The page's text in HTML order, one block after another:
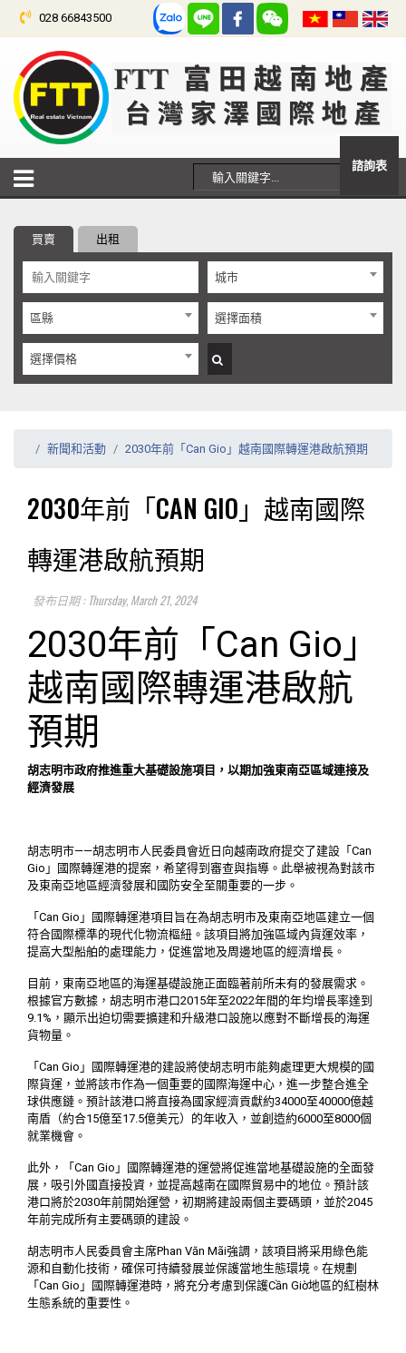
028 66843500
買賣 出租
城市
區縣 選擇面積
選擇價格
新聞和活動 2030年前「Can Gio」越南國際轉運港啟航預期
2030年前「CAN GIO」越南國際
轉運港啟航預期
發布日期 : Thursday, March 21, 2024
2030年前「Can Gio」
越南國際轉運港啟航
預期
胡志明市政府推進重大基礎設施項目，以期加強東南亞區域連接及
經濟發展
胡志明市——胡志明市人民委員會近日向越南政府提交了建設「Can
Gio」國際轉運港的提案，希望得到審查與指導。此舉被視為對該市
及東南亞地區經濟發展和國防安全至關重要的一步。
「Can Gio」國際轉運港項目旨在為胡志明市及東南亞地區建立一個
符合國際標準的現代化物流樞紐。該項目將加強區域內貨運效率，
提高大型船舶的處理能力，促進當地及周邊地區的經濟增長。
目前，東南亞地區的海運基礎設施正面臨著前所未有的發展需求。
根據官方數據，胡志明市港口2015年至2022年間的年均增長率達到
9.1%，顯示出迫切需要擴建和升級港口設施以應對不斷增長的海運
貨物量。
「Can Gio」國際轉運港的建設將使胡志明市能夠處理更大規模的國
際貨運，並將該市作為一個重要的國際海運中心，進一步整合進全
球供應鏈。預計該港口將直接為國家經濟貢獻約34000至40000億越
南盾（約合15億至17.5億美元）的年收入，並創造約6000至8000個
就業機會。
此外，「Can Gio」國際轉運港的運營將促進當地基礎設施的全面發
展，吸引外國直接投資，並提高越南在國際貿易中的地位。預計該
港口將於2030年前開始運營，初期將建設兩個主要碼頭，並於2045
年前完成所有主要碼頭的建設。
胡志明市人民委員會主席Phan Văn Mãi強調，該項目將采用綠色能
源和自動化技術，確保可持續發展並保護當地生態環境。在規劃
「Can Gio」國際轉運港時，將充分考慮到保護Cần Giờ地區的紅樹林
生態系統的重要性。
諮詢表